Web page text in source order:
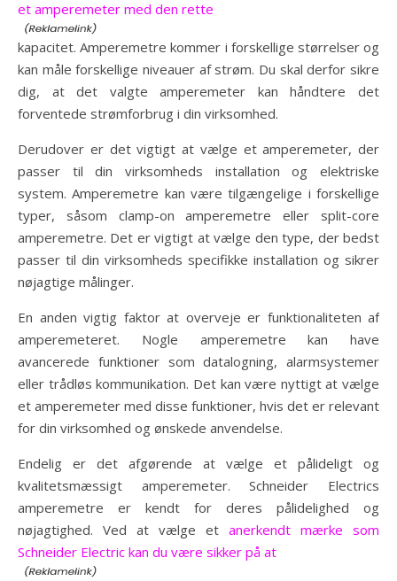
et amperemeter med den rette
kapacitet. Amperemetre kommer i forskellige størrelser og
kan måle forskellige niveauer af strøm. Du skal derfor sikre
dig, at det valgte amperemeter kan håndtere det
forventede strømforbrug i din virksomhed.
Derudover er det vigtigt at vælge et amperemeter, der
passer til din virksomheds installation og elektriske
system. Amperemetre kan være tilgængelige i forskellige
typer, såsom clamp-on amperemetre eller split-core
amperemetre. Det er vigtigt at vælge den type, der bedst
passer til din virksomheds specifikke installation og sikrer
nøjagtige målinger.
En anden vigtig faktor at overveje er funktionaliteten af
amperemeteret. Nogle amperemetre kan have
avancerede funktioner som datalogning, alarmsystemer
eller trådløs kommunikation. Det kan være nyttigt at vælge
et amperemeter med disse funktioner, hvis det er relevant
for din virksomhed og ønskede anvendelse.
Endelig er det afgørende at vælge et pålideligt og
kvalitetsmæssigt amperemeter. Schneider Electrics
amperemetre er kendt for deres pålidelighed og
nøjagtighed. Ved at vælge et anerkendt mærke som
Schneider Electric kan du være sikker på at